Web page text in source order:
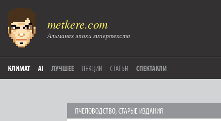
metkere.com
Альманах эпохи гипертекста
КЛИМАТ AI ЛУЧШЕЕ ЛЕКЦИИ СТАТЬИ СПЕКТАКЛИ
ПЧЕЛОВОДСТВО,СТАРЫЕ ИЗДАНИЯ